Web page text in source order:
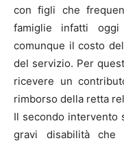
con figli che
famiglie infatti
comunque il costo
del servizio. Per
ricevere un
rimborso della retta
Il secondo intervento
gravi disabilità che